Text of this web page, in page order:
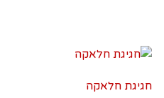
חגיגת חלאקה